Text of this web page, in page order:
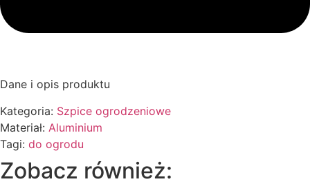
Dane i opis produktu
Kategoria: Szpice ogrodzeniowe
Materiał: Aluminium
Tagi: do ogrodu
Zobacz również: